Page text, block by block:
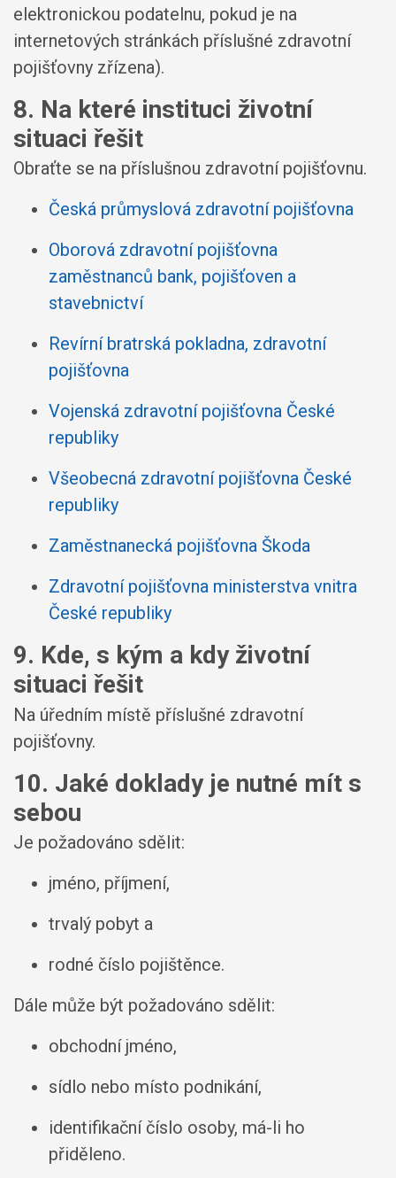
elektronickou podatelnu, pokud je na
internetových stránkách příslušné zdravotní
pojišťovny zřízena).
8. Na které instituci životní
situaci řešit
Obraťte se na příslušnou zdravotní pojišťovnu.
Česká průmyslová zdravotní pojišťovna
Oborová zdravotní pojišťovna
zaměstnanců bank, pojišťoven a
stavebnictví
Revírní bratrská pokladna, zdravotní
pojišťovna
Vojenská zdravotní pojišťovna České
republiky
Všeobecná zdravotní pojišťovna České
republiky
Zaměstnanecká pojišťovna Škoda
Zdravotní pojišťovna ministerstva vnitra
České republiky
9. Kde, s kým a kdy životní
situaci řešit
Na úředním místě příslušné zdravotní
pojišťovny.
10. Jaké doklady je nutné mít s
sebou
Je požadováno sdělit:
jméno, příjmení,
trvalý pobyt a
rodné číslo pojištěnce.
Dále může být požadováno sdělit:
obchodní jméno,
sídlo nebo místo podnikání,
identifikační číslo osoby, má-li ho
přiděleno.